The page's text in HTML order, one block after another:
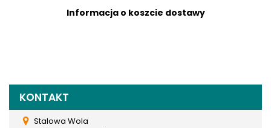
Informacja o koszcie dostawy
KONTAKT
Stalowa Wola